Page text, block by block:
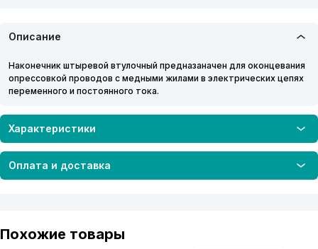
Описание
Наконечник штыревой втулочный предназаначен для оконцевания
опрессовкой проводов с медными жилами в электрических цепях
переменного и постоянного тока.
Характеристики
Оплата и доставка
Похожие товары